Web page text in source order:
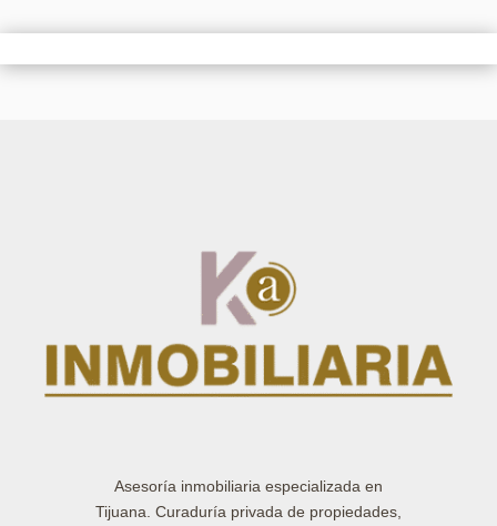
Asesoría inmobiliaria especializada en
Tijuana. Curaduría privada de propiedades,